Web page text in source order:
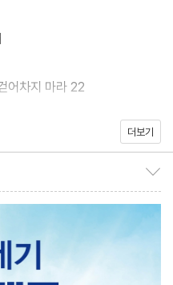
어떻게 생활 전반에 일대 혁명
동체적인 삶의 터전이다. 그러
않을 수 없다. 이토록 중요한 것
로 인해 사회 초년생 또는 기성
원리를 일깨울 뿐, 대부분은
다. 따라서 이 책의 저자는 요
에서 인간관계를 조정하는 원
어차지 마라 22
방법 64
방법 76
더보기